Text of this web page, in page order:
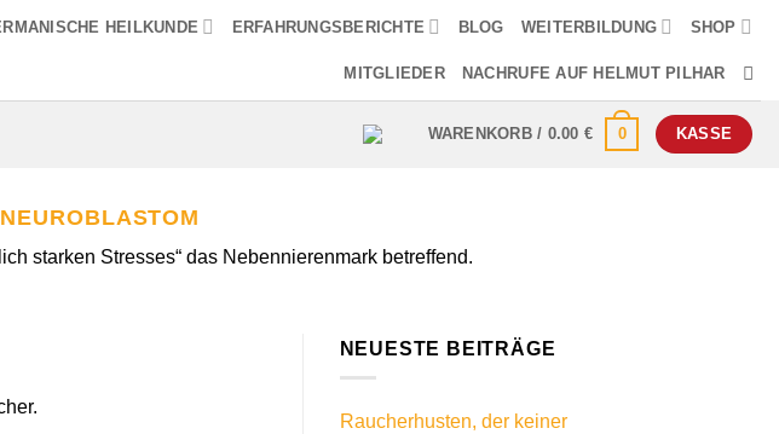
HEILKUNDE ERFAHRUNGSBERICHTE BLOG WEITERBILDUNG SHOP
MITGLIEDER NACHRUFE AUF HELMUT PILHAR
WARENKORB / 0.00 € 0 KASSE
NEUROBLASTOM
starken Stresses“ das Nebennierenmark betreffend.
NEUESTE BEITRÄGE
Raucherhusten, der keiner